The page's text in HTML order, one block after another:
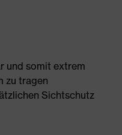
und somit extrem
zu tragen
Sichtschutz